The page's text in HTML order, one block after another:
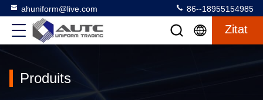
ahuniform@live.com 86--18955154985
Zitat
Produits